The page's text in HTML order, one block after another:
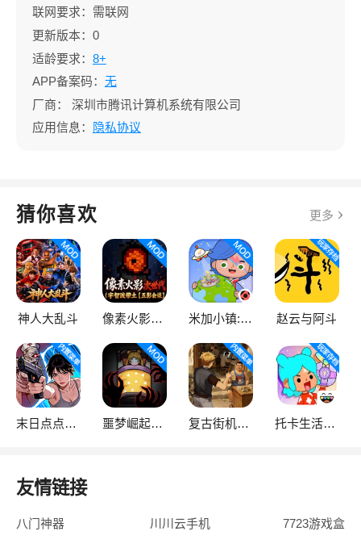
联网要求：需联网
更新版本：0
适龄要求： 8+
APP备案码： 无
厂商：
深圳市腾讯计算机系统有限公司
应用信息：
隐私协议
猜你喜欢 更多
神人大乱斗 像素火影次世代 米加小镇:世界 赵云与阿斗
末日点点（辅助菜单） 噩梦崛起：生存 复古街机大亨 托卡生活：世界
友情链接
八门神器 川川云手机 7723游戏盒